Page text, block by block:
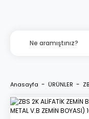
Anasayfa ÜRÜNLER